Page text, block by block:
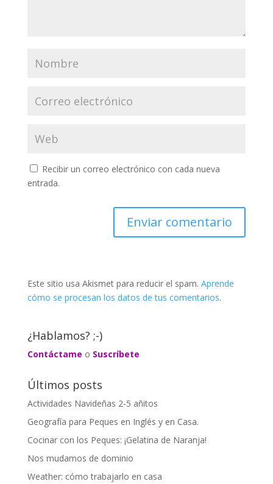
Recibir un correo electrónico con cada nueva
entrada.
Este sitio usa Akismet para reducir el spam. Aprende
cómo se procesan los datos de tus comentarios.
¿Hablamos? ;-)
Contáctame o Suscríbete
Últimos posts
Actividades Navideñas 2-5 añitos
Geografía para Peques en Inglés y en Casa.
Cocinar con los Peques: ¡Gelatina de Naranja!
Nos mudamos de dominio
Weather: cómo trabajarlo en casa